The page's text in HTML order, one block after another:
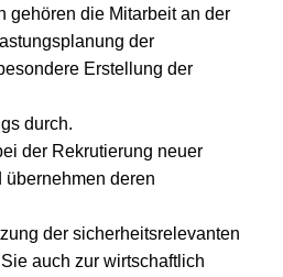
gehören die Mitarbeit an der
der
Erstellung der
durch.
der Rekrutierung neuer
übernehmen deren
der sicherheitsrelevanten
auch zur wirtschaftlich